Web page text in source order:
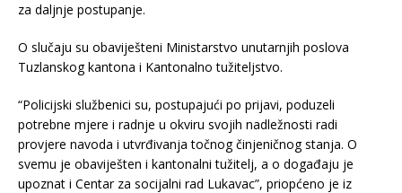
za daljnje postupanje.
O slučaju su obaviješteni Ministarstvo unutarnjih poslova
Tuzlanskog kantona i Kantonalno tužiteljstvo.
“Policijski službenici su, postupajući po prijavi, poduzeli
potrebne mjere i radnje u okviru svojih nadležnosti radi
provjere navoda i utvrđivanja točnog činjeničnog stanja. O
svemu je obaviješten i kantonalni tužitelj, a o događaju je
upoznat i Centar za socijalni rad Lukavac”, priopćeno je iz